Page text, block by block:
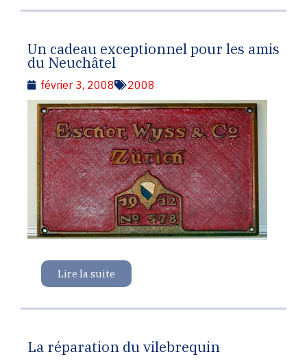
Un cadeau exceptionnel pour les amis
du Neuchâtel
février 3, 2008 2008
Lire la suite
La réparation du vilebrequin